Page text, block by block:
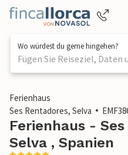
Wo würdest du gerne hingehen?
Fügen Sie Reiseziel, Daten
1 / 62
Ferienhaus
Ses Rentadores, Selva
Ferienhaus -
Selva , Spanien